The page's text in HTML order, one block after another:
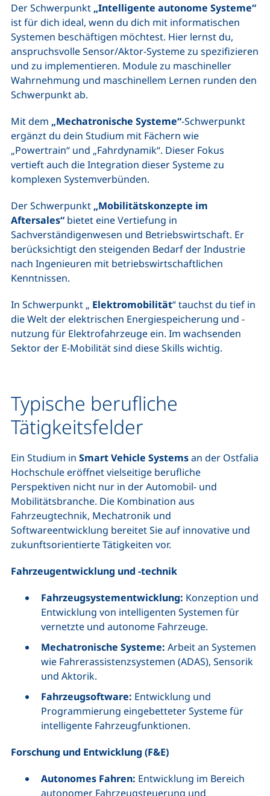
Der Schwerpunkt „Intelligente autonome Systeme“
ist für dich ideal, wenn du dich mit informatischen
Systemen beschäftigen möchtest. Hier lernst du,
anspruchsvolle Sensor/Aktor-Systeme zu spezifizieren
und zu implementieren. Module zu maschineller
Wahrnehmung und maschinellem Lernen runden den
Schwerpunkt ab.
Mit dem „Mechatronische Systeme“-Schwerpunkt
ergänzt du dein Studium mit Fächern wie
„Powertrain“ und „Fahrdynamik“. Dieser Fokus
vertieft auch die Integration dieser Systeme zu
komplexen Systemverbünden.
Der Schwerpunkt „Mobilitätskonzepte im
Aftersales“ bietet eine Vertiefung in
Sachverständigenwesen und Betriebswirtschaft. Er
berücksichtigt den steigenden Bedarf der Industrie
nach Ingenieuren mit betriebswirtschaftlichen
Kenntnissen.
In Schwerpunkt „ Elektromobilität“ tauchst du tief in
die Welt der elektrischen Energiespeicherung und -
nutzung für Elektrofahrzeuge ein. Im wachsenden
Sektor der E-Mobilität sind diese Skills wichtig.
Typische berufliche
Tätigkeitsfelder
Ein Studium in Smart Vehicle Systemsan der Ostfalia
Hochschule eröffnet vielseitige berufliche
Perspektiven nicht nur in der Automobil- und
Mobilitätsbranche. Die Kombination aus
Fahrzeugtechnik, Mechatronik und
Softwareentwicklung bereitet Sie auf innovative und
zukunftsorientierte Tätigkeiten vor.
Fahrzeugentwicklung und -technik
Fahrzeugsystementwicklung: Konzeption und
Entwicklung von intelligenten Systemen für
vernetzte und autonome Fahrzeuge.
Mechatronische Systeme: Arbeit an Systemen
wie Fahrerassistenzsystemen (ADAS), Sensorik
und Aktorik.
Fahrzeugsoftware: Entwicklung und
Programmierung eingebetteter Systeme für
intelligente Fahrzeugfunktionen.
Forschung und Entwicklung (F&E)
Autonomes Fahren: Entwicklung im Bereich
autonomer Fahrzeugsteuerung und